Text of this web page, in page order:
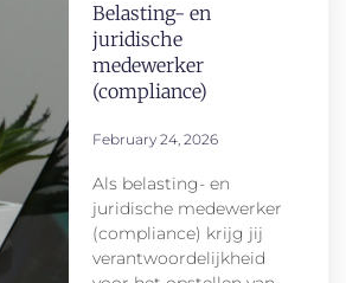
Belasting- en
juridische
medewerker
(compliance)
February 24, 2026
Als belasting- en
juridische medewerker
(compliance) krijg jij
verantwoordelijkheid